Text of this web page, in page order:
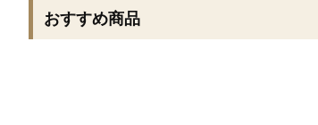
おすすめ商品